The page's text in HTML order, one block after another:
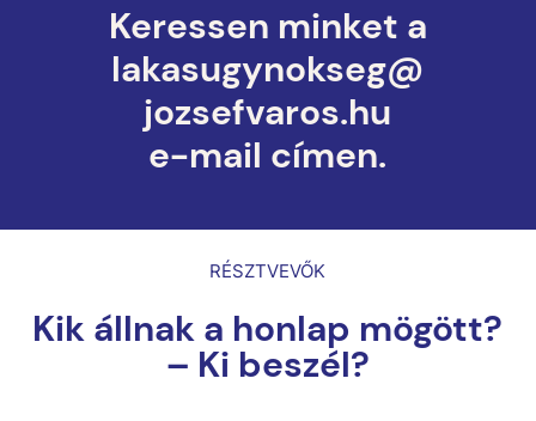
Keressen minket a
lakasugynokseg@
jozsefvaros.hu
e-mail címen.
RÉSZTVEVŐK
Kik állnak a honlap mögött?
– Ki beszél?